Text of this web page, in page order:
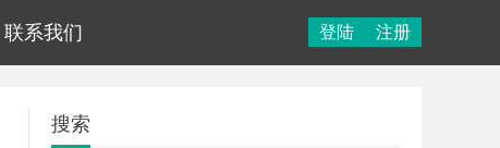
联系我们 登陆 注册
搜索